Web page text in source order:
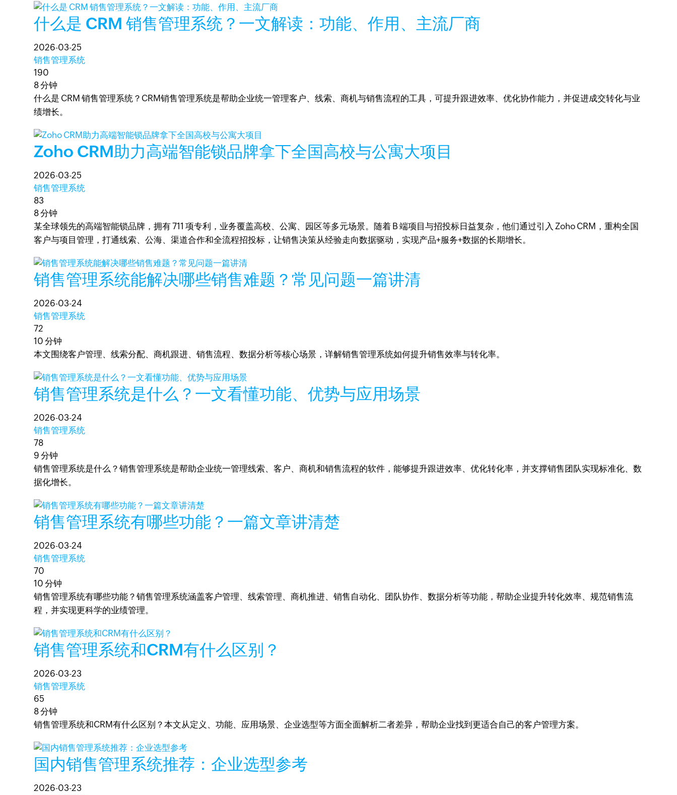
什么是 CRM 销售管理系统？一文解读：功能、作用、主流厂商
2026-03-25
销售管理系统
190
8 分钟
什么是 CRM 销售管理系统？CRM销售管理系统是帮助企业统一管理客户、线索、商机与销售流程的工具，可提升跟进效率、优化协作能力，并促进成交转化与业
绩增长。
Zoho CRM助力高端智能锁品牌拿下全国高校与公寓大项目
2026-03-25
销售管理系统
83
8 分钟
某全球领先的高端智能锁品牌，拥有 711 项专利，业务覆盖高校、公寓、园区等多元场景。随着 B 端项目与招投标日益复杂，他们通过引入 Zoho CRM，重构全国
客户与项目管理，打通线索、公海、渠道合作和全流程招投标，让销售决策从经验走向数据驱动，实现产品+服务+数据的长期增长。
销售管理系统能解决哪些销售难题？常见问题一篇讲清
2026-03-24
销售管理系统
72
10 分钟
本文围绕客户管理、线索分配、商机跟进、销售流程、数据分析等核心场景，详解销售管理系统如何提升销售效率与转化率。
销售管理系统是什么？一文看懂功能、优势与应用场景
2026-03-24
销售管理系统
78
9 分钟
销售管理系统是什么？销售管理系统是帮助企业统一管理线索、客户、商机和销售流程的软件，能够提升跟进效率、优化转化率，并支撑销售团队实现标准化、数
据化增长。
销售管理系统有哪些功能？一篇文章讲清楚
2026-03-24
销售管理系统
70
10 分钟
销售管理系统有哪些功能？销售管理系统涵盖客户管理、线索管理、商机推进、销售自动化、团队协作、数据分析等功能，帮助企业提升转化效率、规范销售流
程，并实现更科学的业绩管理。
销售管理系统和CRM有什么区别？
2026-03-23
销售管理系统
65
8 分钟
销售管理系统和CRM有什么区别？本文从定义、功能、应用场景、企业选型等方面全面解析二者差异，帮助企业找到更适合自己的客户管理方案。
国内销售管理系统推荐：企业选型参考
2026-03-23